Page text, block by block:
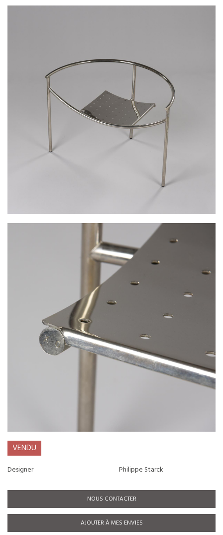
VENDU
Designer Philippe Starck
NOUS CONTACTER
AJOUTER À MES ENVIES